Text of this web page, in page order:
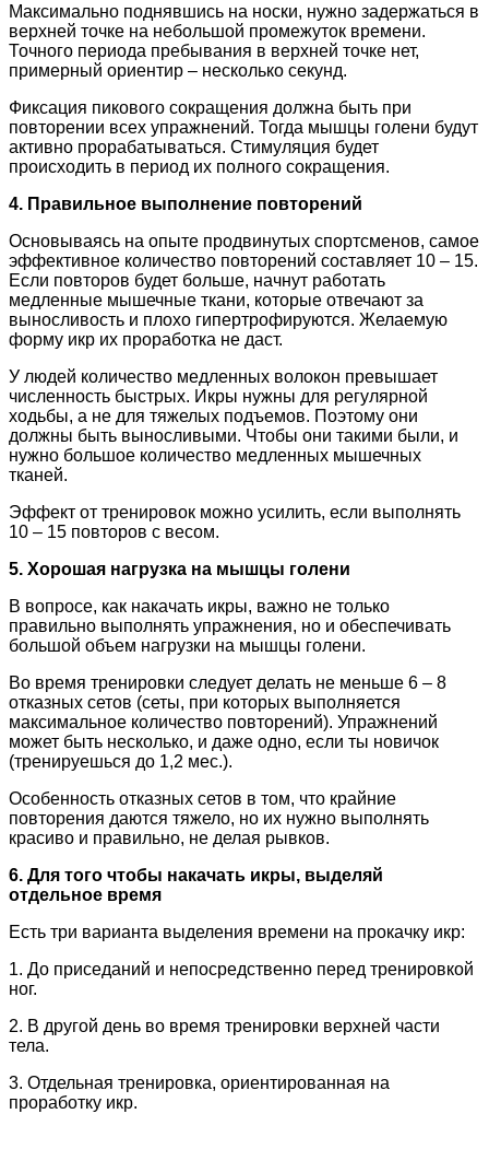
Максимально поднявшись на носки, нужно задержаться в
верхней точке на небольшой промежуток времени.
Точного периода пребывания в верхней точке нет,
примерный ориентир – несколько секунд.
Фиксация пикового сокращения должна быть при
повторении всех упражнений. Тогда мышцы голени будут
активно прорабатываться. Стимуляция будет
происходить в период их полного сокращения.
4. Правильное выполнение повторений
Основываясь на опыте продвинутых спортсменов, самое
эффективное количество повторений составляет 10 – 15.
Если повторов будет больше, начнут работать
медленные мышечные ткани, которые отвечают за
выносливость и плохо гипертрофируются. Желаемую
форму икр их проработка не даст.
У людей количество медленных волокон превышает
численность быстрых. Икры нужны для регулярной
ходьбы, а не для тяжелых подъемов. Поэтому они
должны быть выносливыми. Чтобы они такими были, и
нужно большое количество медленных мышечных
тканей.
Эффект от тренировок можно усилить, если выполнять
10 – 15 повторов с весом.
5. Хорошая нагрузка на мышцы голени
В вопросе, как накачать икры, важно не только
правильно выполнять упражнения, но и обеспечивать
большой объем нагрузки на мышцы голени.
Во время тренировки следует делать не меньше 6 – 8
отказных сетов (сеты, при которых выполняется
максимальное количество повторений). Упражнений
может быть несколько, и даже одно, если ты новичок
(тренируешься до 1,2 мес.).
Особенность отказных сетов в том, что крайние
повторения даются тяжело, но их нужно выполнять
красиво и правильно, не делая рывков.
6. Для того чтобы накачать икры, выделяй
отдельное время
Есть три варианта выделения времени на прокачку икр:
1. До приседаний и непосредственно перед тренировкой
ног.
2. В другой день во время тренировки верхней части
тела.
3. Отдельная тренировка, ориентированная на
проработку икр.